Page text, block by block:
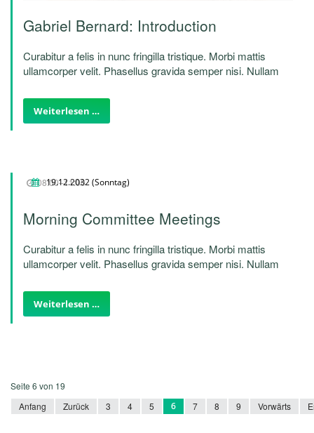
Gabriel Bernard: Introduction
Curabitur a felis in nunc fringilla tristique. Morbi mattis
ullamcorper velit. Phasellus gravida semper nisi. Nullam
eget, semper nec, quam. Sed hendrerit. Morbi ac felis.
Nunc egestas, augue at pellentesque laoreet.
Weiterlesen …
19.12.2032(Sonntag)
08:00–11:00
Morning Committee Meetings
Curabitur a felis in nunc fringilla tristique. Morbi mattis
ullamcorper velit. Phasellus gravida semper nisi. Nullam
eget, semper nec, quam. Sed hendrerit. Morbi ac felis.
Nunc egestas, augue at pellentesque laoreet.
Weiterlesen …
Seite 6 von 19
Anfang
Zurück 3 4 5 6 7 8 9 Vorwärts